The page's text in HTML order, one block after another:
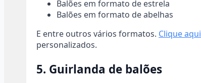
Balões em formato de estrela
Balões em formato de abelhas
E entre outros vários formatos. Clique aqui
personalizados.
5. Guirlanda de balões